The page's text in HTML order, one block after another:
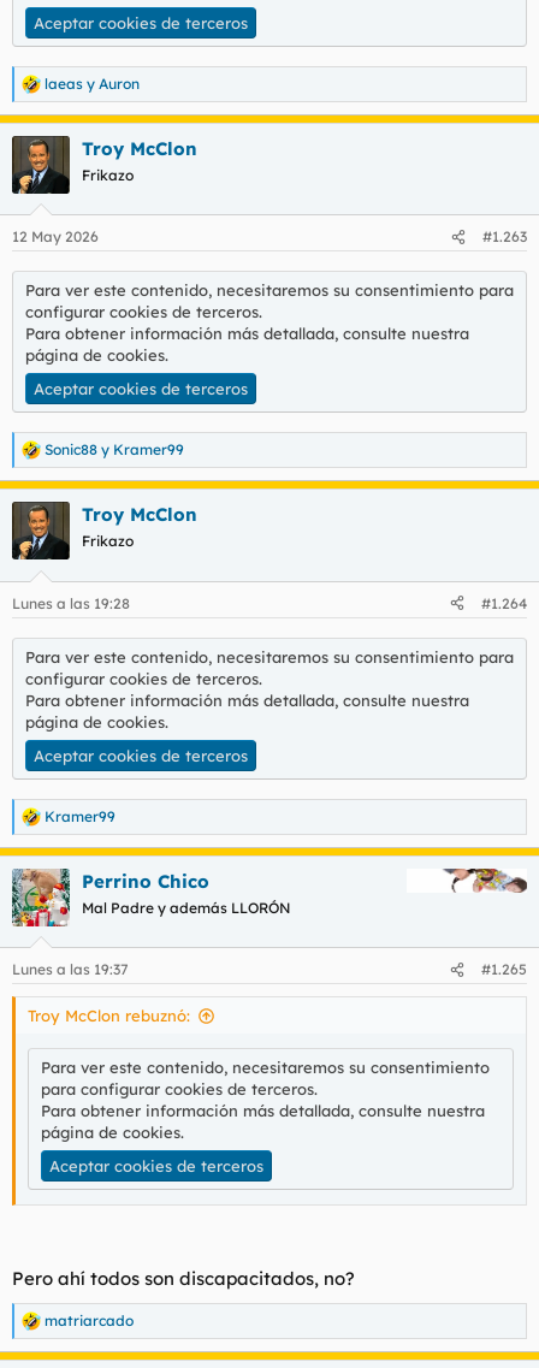
Aceptar cookies de terceros
R
e
a
c
i
e
laeas y Auron
Troy McClon
Frikazo
12 May 2026 #1.263
Para ver este contenido, necesitaremos su consentimiento para
configurar cookies de terceros.
Para obtener información más detallada, consulte nuestra
página de cookies.
Aceptar cookies de terceros
R
e
a
c
i
e
Sonic88 y Kramer99
Troy McClon
Frikazo
Lunes a las 19:28 #1.264
Para ver este contenido, necesitaremos su consentimiento para
configurar cookies de terceros.
Para obtener información más detallada, consulte nuestra
página de cookies.
Aceptar cookies de terceros
R
e
a
c
c
i
e
s
Kramer99
Perrino Chico
Mal Padre y además LLORÓN
Lunes a las 19:37 #1.265
Troy McClon rebuznó:
Para ver este contenido, necesitaremos su consentimiento
para configurar cookies de terceros.
Para obtener información más detallada, consulte nuestra
página de cookies.
Aceptar cookies de terceros
Pero ahí todos son discapacitados, no?
R
e
matriarcado